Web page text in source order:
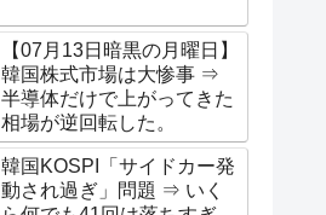
【07月13日暗黒の月曜日】
韓国株式市場は大惨事 ⇒
半導体だけで上がってきた
相場が逆回転した。
韓国KOSPI「サイドカー発
動され過ぎ」問題 ⇒ いく